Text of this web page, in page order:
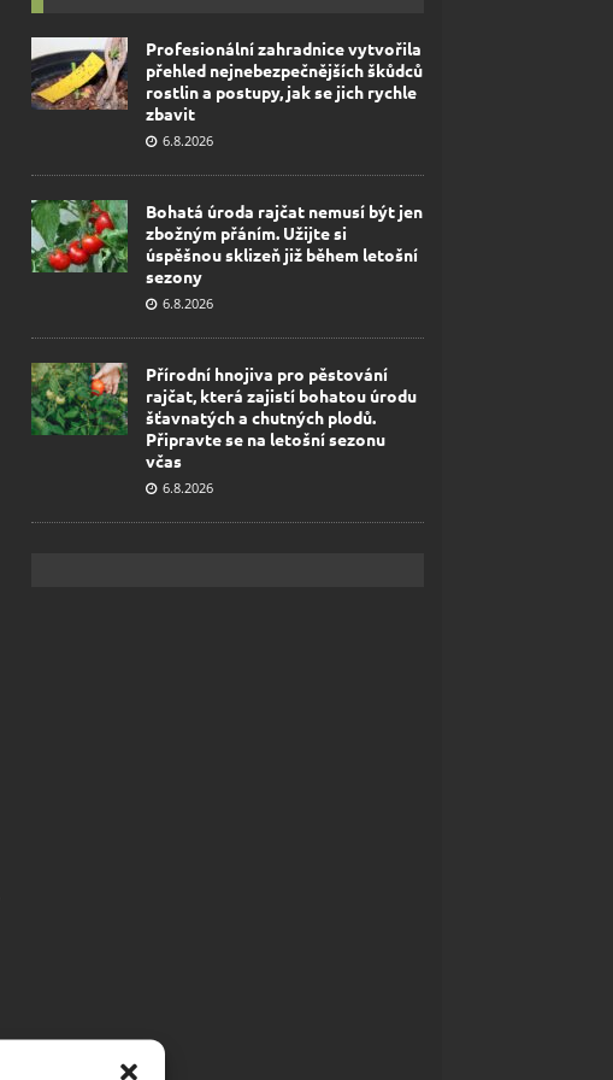
Profesionální zahradnice vytvořila
přehled nejnebezpečnějších škůdců
rostlin a postupy, jak se jich rychle
zbavit
6.8.2026
Bohatá úroda rajčat nemusí být jen
zbožným přáním. Užijte si
úspěšnou sklizeň již během letošní
sezony
6.8.2026
Přírodní hnojiva pro pěstování
rajčat, která zajistí bohatou úrodu
šťavnatých a chutných plodů.
Připravte se na letošní sezonu
včas
6.8.2026